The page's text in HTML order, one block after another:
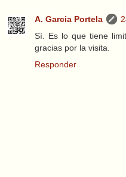
A. Garcia Portela
Sí. Es lo que tiene
gracias por la visita.
Responder